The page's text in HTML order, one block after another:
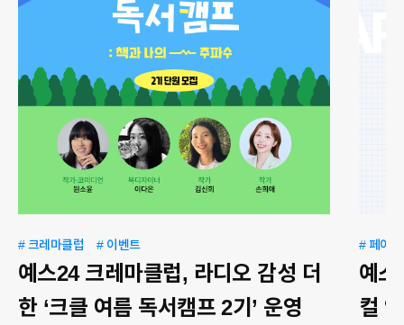
# 크레마클럽 # 이벤트
예스24 크레마클럽, 라디오 감성 더
한 ‘크클 여름 독서캠프 2기’ 운영
# 페이
예스
컬